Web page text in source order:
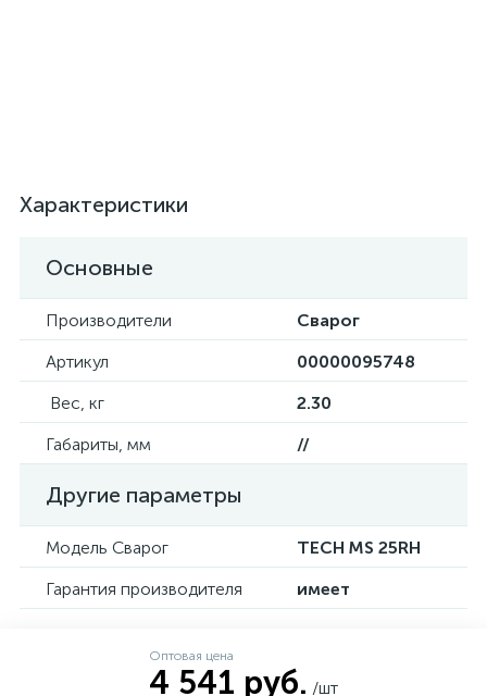
Характеристики
Основные
Производители
Сварог
Артикул
00000095748
Вес, кг
2.30
Габариты, мм
//
Другие параметры
Модель Сварог
TECH MS 25RH
Гарантия производителя
имеет
Оптовая цена
4 541 руб. /шт